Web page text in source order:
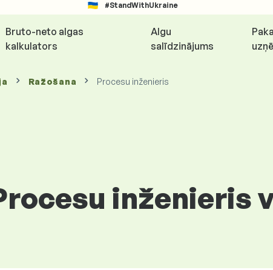
#StandWithUkraine
Bruto-neto algas
kalkulators
Algu
salīdzinājums
Ražošana Procesu inženieris
inženieris